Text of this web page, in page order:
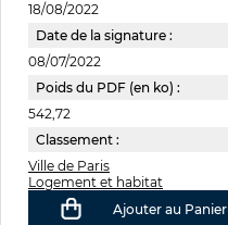
18/08/2022
Date de la signature :
08/07/2022
Poids du PDF (en ko) :
542,72
Classement :
Ville de Paris
Logement et habitat
Ajouter au Panier